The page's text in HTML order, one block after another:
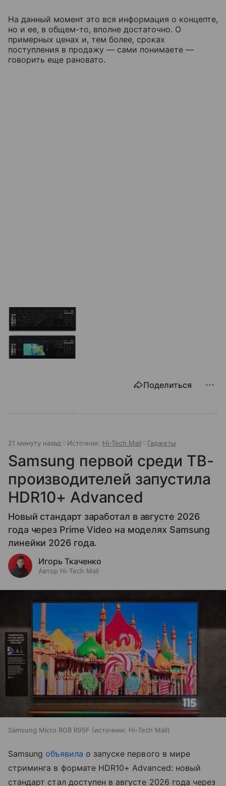
На данный момент это вся информация о концепте,
но и ее, в общем-то, вполне достаточно. О
примерных ценах и, тем более, сроках
поступления в продажу — сами понимаете —
говорить еще рановато.
Поделиться
21 минуту назад Источник: Hi-Tech Mail Гаджеты
Samsung первой среди ТВ-
производителей запустила
HDR10+ Advanced
Новый стандарт заработал в августе 2026
года через Prime Video на моделях Samsung
линейки 2026 года.
Игорь Ткаченко
Автор Hi-Tech Mail
Samsung Micro RGB R95F источник: Hi-Tech Mail
Samsung объявила о запуске первого в мире
стриминга в формате HDR10+ Advanced: новый
стандарт стал доступен в августе 2026 года через